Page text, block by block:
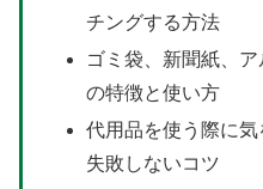
チングする方法
ゴミ袋、新聞紙、
の特徴と使い方
代用品を使う際に
失敗しないコツ